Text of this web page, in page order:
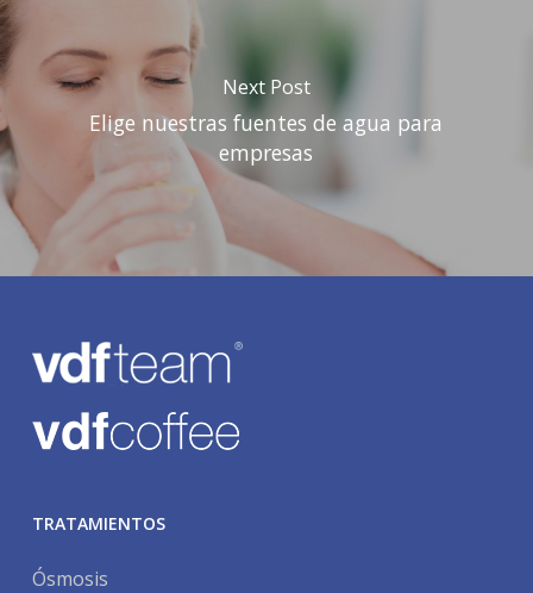
Next Post
Elige nuestras fuentes de agua para
empresas
TRATAMIENTOS
Ósmosis